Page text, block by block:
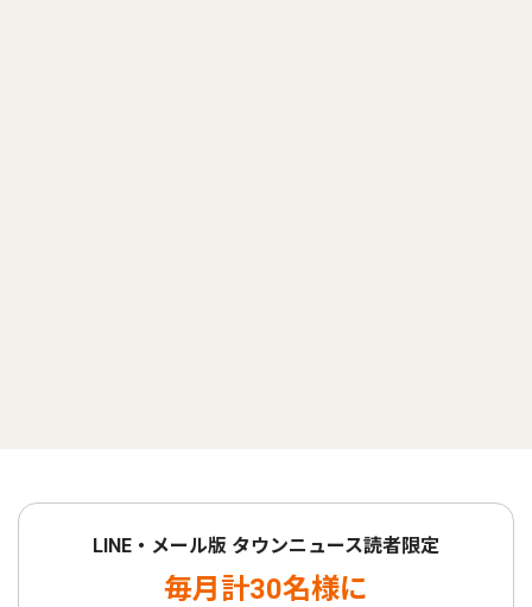
LINE・メール版 タウンニュース読者限定
毎月計30名様に